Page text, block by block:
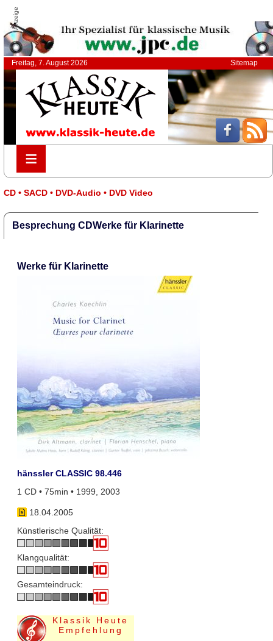
Anzeige
Freitag, 7. August 2026 Sitemap
≡
≡
CD • SACD • DVD-Audio • DVD Video
Besprechung CDWerke für Klarinette
Werke für Klarinette
hänssler CLASSIC 98.446
1 CD • 75min • 1999, 2003
18.04.2005
Künstlerische Qualität:
Klangqualität:
Gesamteindruck:
Klassik Heute
Empfehlung